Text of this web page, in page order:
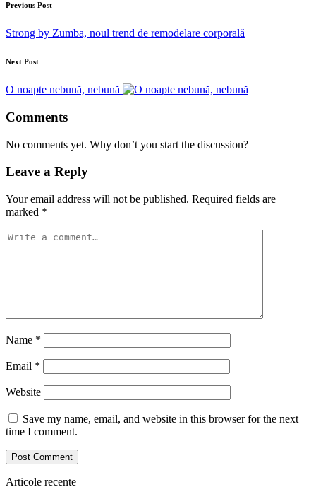
Previous Post
Strong by Zumba, noul trend de remodelare corporală
Next Post
O noapte nebună, nebună
Comments
No comments yet. Why don’t you start the discussion?
Leave a Reply
Your email address will not be published. Required fields are
marked *
Name *
Email *
Website
Save my name, email, and website in this browser for the next
time I comment.
Articole recente